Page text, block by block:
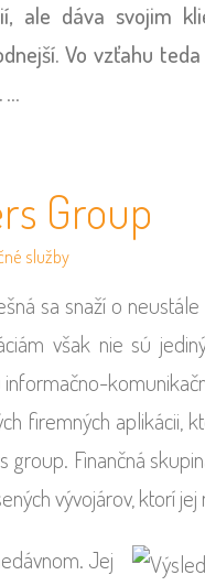
ale dáva svojim
Vo vzťahu
…
Group
služby
sa snaží o
však nie sú
firemných aplikácii,
group. Finančná
vývojárov, ktorí
Jej